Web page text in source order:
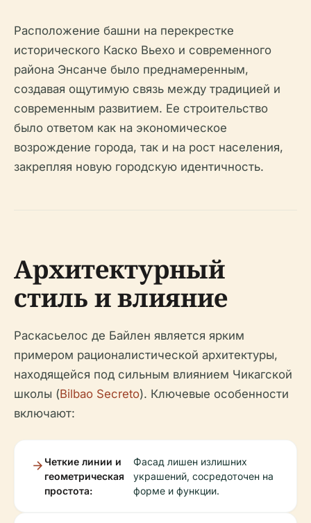
Расположение башни на перекрестке
исторического Каско Вьехо и современного
района Энсанче было преднамеренным,
создавая ощутимую связь между традицией и
современным развитием. Ее строительство
было ответом как на экономическое
возрождение города, так и на рост населения,
закрепляя новую городскую идентичность.
Архитектурный
стиль и влияние
Раскасьелос де Байлен является ярким
примером рационалистической архитектуры,
находящейся под сильным влиянием Чикагской
школы (Bilbao Secreto). Ключевые особенности
включают:
Четкие линии и
геометрическая
простота:
Фасад лишен излишних
украшений, сосредоточен на
форме и функции.